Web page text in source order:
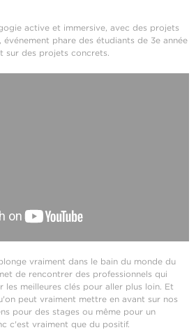
active et immersive, avec des projets
, événement phare des étudiants de 3e année
sur des projets concrets.
vraiment dans le bain du monde du
de rencontrer des professionnels qui
les meilleures clés pour aller plus loin. Et
peut vraiment mettre en avant sur nos
pour des stages ou même pour un
c'est vraiment que du positif.